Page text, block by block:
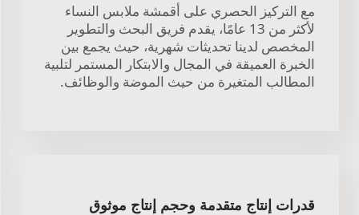
مع التركيز الحصري على أقمشة ملابس النساء
لأكثر من 13 عامًا، يقدم فريق البحث والتطوير
المخصص لدينا تحديثات شهرية، حيث يجمع بين
الخبرة العميقة في المجال والابتكار المستمر لتلبية
المطالب المتغيرة من حيث الموضة والوظائف.
قدرات إنتاج متقدمة وحجم إنتاج موثوق